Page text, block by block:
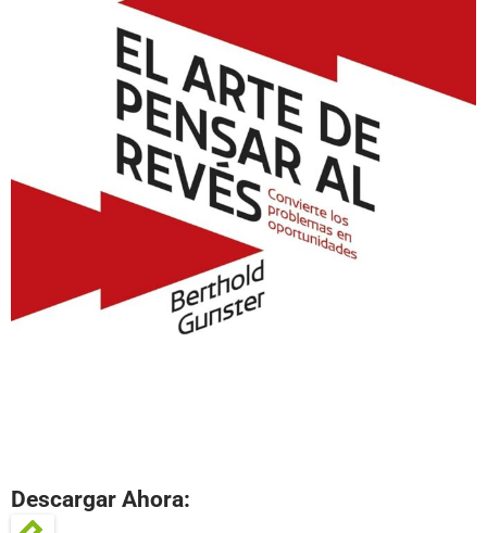
Descargar Ahora: